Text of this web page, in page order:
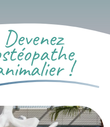
Devenez
!